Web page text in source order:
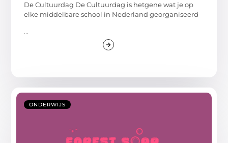
De Cultuurdag De Cultuurdag is hetgene wat je op
elke middelbare school in Nederland georganiseerd
...
ONDERWIJS